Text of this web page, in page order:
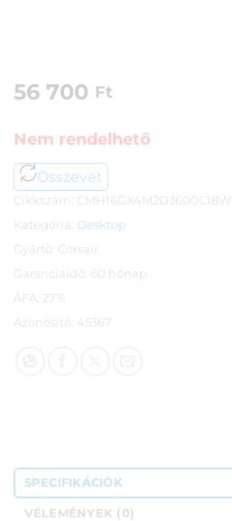
56 700 Ft
Nem rendelhető
Összevet
Cikkszám: CMH16GX4M2D3600C18W
Kategória: Desktop
Gyártó: Corsair
Garanciaidő: 60 hónap
ÁFA: 27%
Azonosító: 45367
SPECIFIKÁCIÓK
VÉLEMÉNYEK (0)